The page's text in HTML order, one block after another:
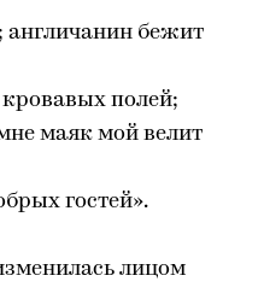
англичанин бежит
полей;
маяк мой велит
гостей».
лицом